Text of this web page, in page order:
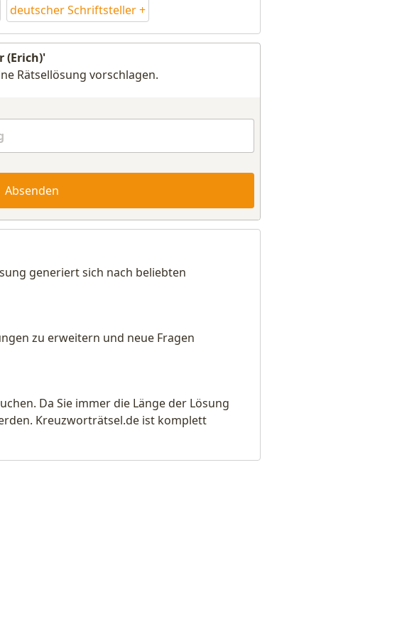
deutscher Schriftsteller +
(Erich)'
Rätsellösung vorschlagen.
Absenden
generiert sich nach beliebten
zu erweitern und neue Fragen
Da Sie immer die Länge der Lösung
Kreuzworträtsel.de ist komplett